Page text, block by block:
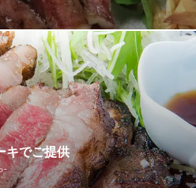
のが食べたい」という願いを叶え
ているため、仕事帰りから3軒目
ル4階の落ち着いた空間で、厳選さ
ンを、深夜でも最高の焼き加減で
キでご提供
‐